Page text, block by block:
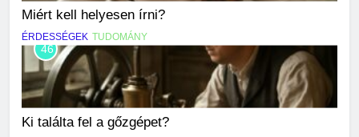
Miért kell helyesen írni?
ÉRDESSÉGEK TUDOMÁNY
46
Ki találta fel a gőzgépet?